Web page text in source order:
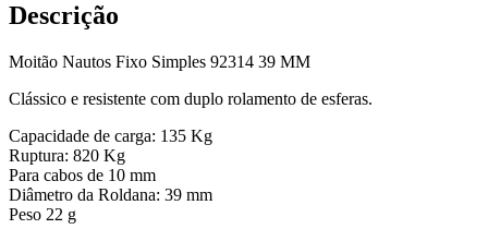
Descrição
Moitão Nautos Fixo Simples 92314 39 MM
Clássico e resistente com duplo rolamento de esferas.
Capacidade de carga: 135 Kg
Ruptura: 820 Kg
Para cabos de 10 mm
Diâmetro da Roldana: 39 mm
Peso 22 g